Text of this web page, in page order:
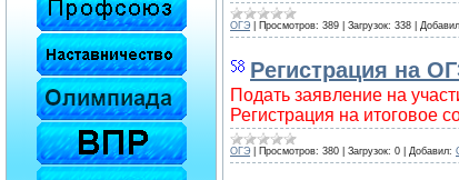
ОГЭ Просмотров: 389 Загрузок: 338
Регистрация на
Подать заявление на
Регистрация на итоговое
ОГЭ Просмотров: 380 Загрузок: 0 Добавил: